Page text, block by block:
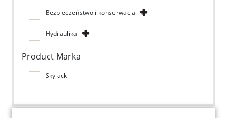
Bezpieczeństwo i konserwacja
Hydraulika
Product Marka
Skyjack